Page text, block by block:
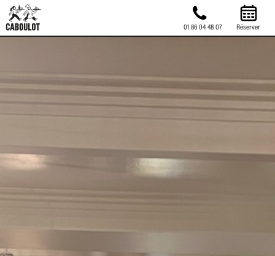
01 86 04 48 07 Réserver